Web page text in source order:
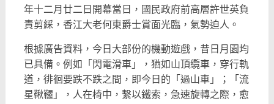
年十二月廿二日開幕當日，國民政府前高層許世英負
責剪綵，香江大老何東爵士賞面光臨，氣勢迫人。
根據廣告資料，今日大部份的機動遊戲，昔日月園均
已具備。例如「閃電滑車」，猶如山頂纜車，穿行軌
道，徘徊要跌不跌之間，即今日的「過山車」；「流
星鞦韆」，人在椅中，繫以鐵索，急速旋轉之際，愈